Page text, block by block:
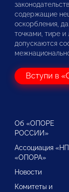
содержащие
оскорбления,
точками, тире
допускаются
Вступи в
Об «ОПОРЕ
РОССИИ»
Ассоциация «НП
«ОПОРА»
Новости
Комитеты и